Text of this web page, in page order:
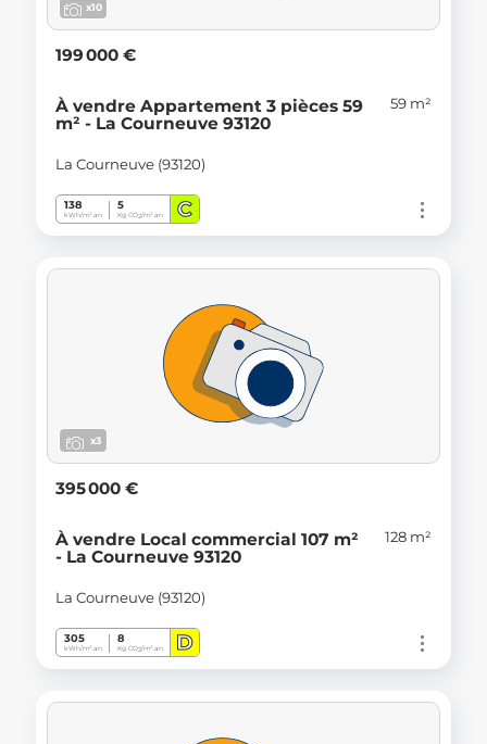
x10
199 000 €
À vendre Appartement 3 pièces 59
m² - La Courneuve 93120
59 m²
La Courneuve (93120)
138
kWh/m².an
5
Kg CO2/m².an C
x3
395 000 €
À vendre Local commercial 107 m²
- La Courneuve 93120
128 m²
La Courneuve (93120)
305
kWh/m².an
8
Kg CO2/m².an D